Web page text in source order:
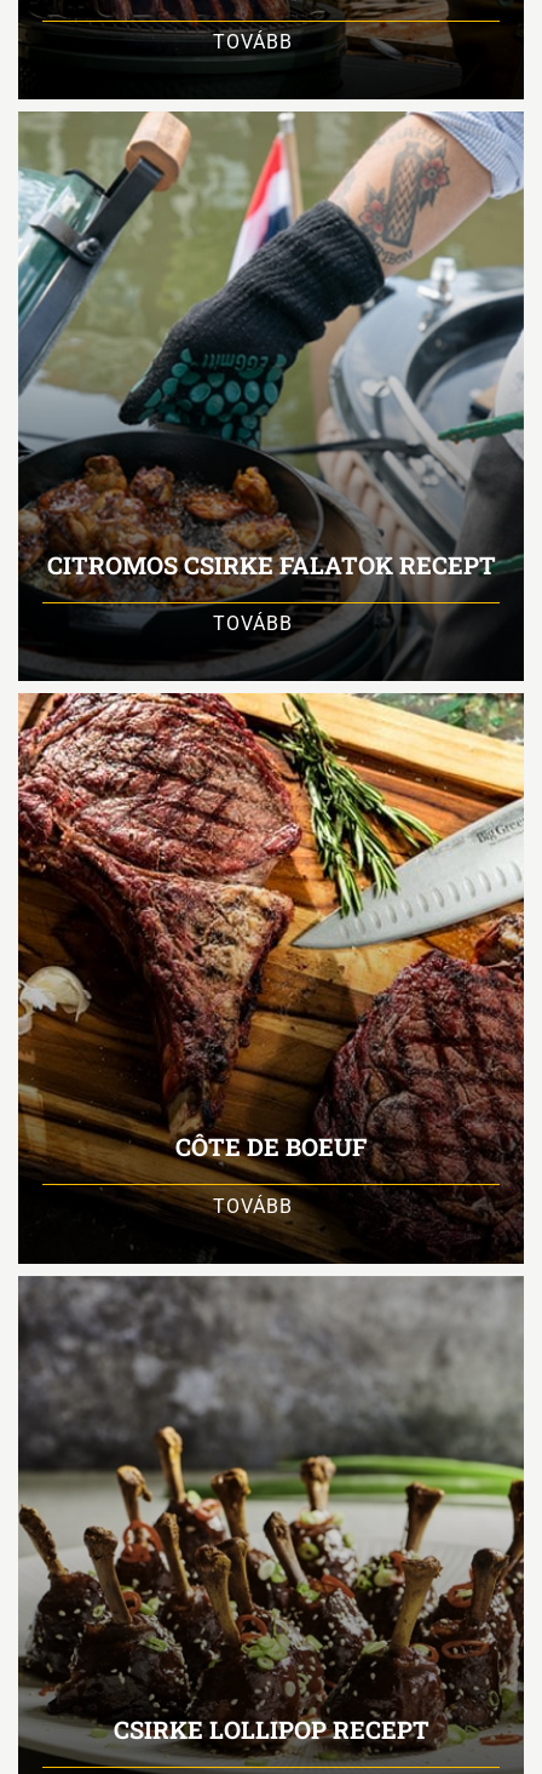
TOVÁBB
CITROMOS CSIRKE FALATOK RECEPT
TOVÁBB
CÔTE DE BOEUF
TOVÁBB
CSIRKE LOLLIPOP RECEPT